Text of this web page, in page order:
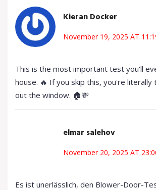
Kieran Docker
November 19, 2025 AT
This is the most important test you'll
house. 🔥 If you skip this, you're literally
out the window. 🏠💸
elmar salehov
November 20, 2025 AT
Es ist unerlässlich, den Blower-Door-